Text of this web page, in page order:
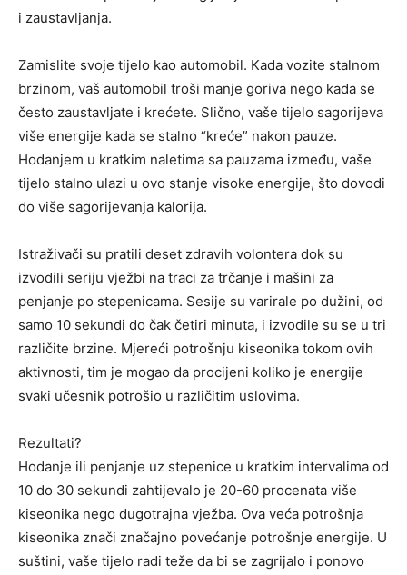
i zaustavljanja.
Zamislite svoje tijelo kao automobil. Kada vozite stalnom
brzinom, vaš automobil troši manje goriva nego kada se
često zaustavljate i krećete. Slično, vaše tijelo sagorijeva
više energije kada se stalno “kreće” nakon pauze.
Hodanjem u kratkim naletima sa pauzama između, vaše
tijelo stalno ulazi u ovo stanje visoke energije, što dovodi
do više sagorijevanja kalorija.
Istraživači su pratili deset zdravih volontera dok su
izvodili seriju vježbi na traci za trčanje i mašini za
penjanje po stepenicama. Sesije su varirale po dužini, od
samo 10 sekundi do čak četiri minuta, i izvodile su se u tri
različite brzine. Mjereći potrošnju kiseonika tokom ovih
aktivnosti, tim je mogao da procijeni koliko je energije
svaki učesnik potrošio u različitim uslovima.
Rezultati?
Hodanje ili penjanje uz stepenice u kratkim intervalima od
10 do 30 sekundi zahtijevalo je 20-60 procenata više
kiseonika nego dugotrajna vježba. Ova veća potrošnja
kiseonika znači značajno povećanje potrošnje energije. U
suštini, vaše tijelo radi teže da bi se zagrijalo i ponovo